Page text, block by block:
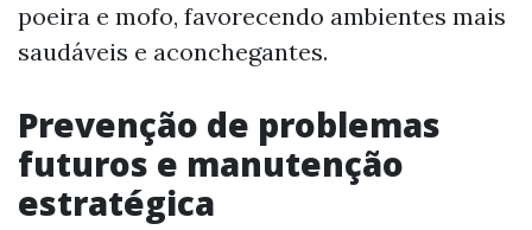
poeira e mofo, favorecendo ambientes mais
saudáveis e aconchegantes.
Prevenção de problemas
futuros e manutenção
estratégica